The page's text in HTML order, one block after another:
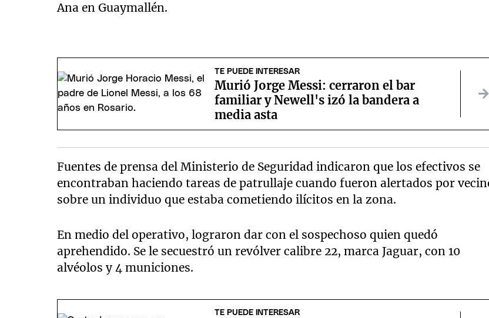
Ana en Guaymallén.
TE PUEDE INTERESAR
Murió Jorge Messi: cerraron el bar
familiar y Newell's izó la bandera a
media asta
Fuentes de prensa del Ministerio de Seguridad indicaron que los efectivos se
encontraban haciendo tareas de patrullaje cuando fueron alertados por
sobre un individuo que estaba cometiendo ilícitos en la zona.
En medio del operativo, lograron dar con el sospechoso quien quedó
aprehendido. Se le secuestró un revólver calibre 22, marca Jaguar, con 10
alvéolos y 4 municiones.
TE PUEDE INTERESAR